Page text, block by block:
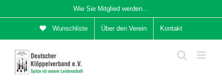
Inhalt
Wie Sie Mitglied werden…
Wunschliste Über den Verein Kontakt